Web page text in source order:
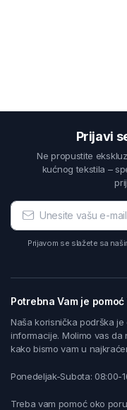
Prijavi
Ne propustite
kućnog tekstila –
Prijavom se slažete sa
Potrebna Vam je pomoć
Naša korisnička podrška
informacije. Molimo vas da
kako bismo vam u
Ponedeljak-Subota: 08:00-
Treba vam pomoć oko